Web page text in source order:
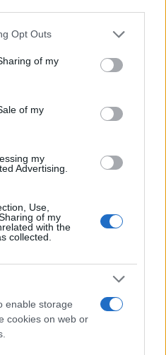
uses one or more Google
behaviour. You may click to
and its third-party tags to
purposes in below Google
Opt Outs
of my
of my
my
Advertising.
Use,
of my
with the
collected.
enable storage
cookies on web or
το πρωτόκολλο θα
της ολομέλειας της
του υπό συζήτηση
ωριμότητας των
της πρότασης δεν
οι διαπραγματεύσεις
αναφέρεται στην
του κυβερνώντος
Ανάπτυξης (ΑΚΡ), την
σύμφωνα με το
περισσότερο